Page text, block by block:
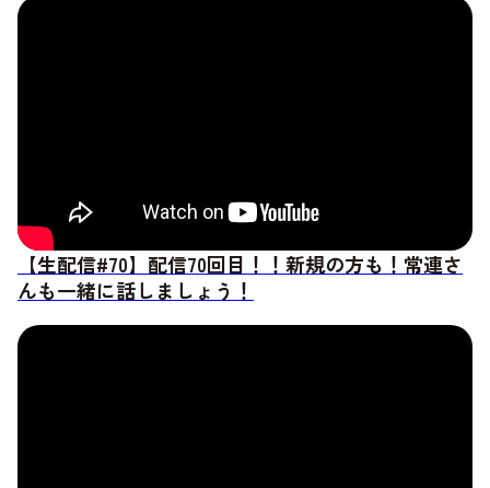
【生配信#70】配信70回目！！新規の方も！常連さ
んも一緒に話しましょう！